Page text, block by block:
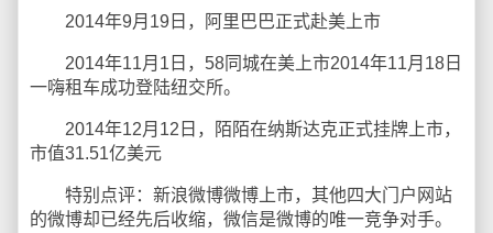
2014年9月19日，阿里巴巴正式赴美上市
2014年11月1日，58同城在美上市2014年11月18日
一嗨租车成功登陆纽交所。
2014年12月12日，陌陌在纳斯达克正式挂牌上市，
市值31.51亿美元
特别点评：新浪微博微博上市，其他四大门户网站
的微博却已经先后收缩，微信是微博的唯一竞争对手。